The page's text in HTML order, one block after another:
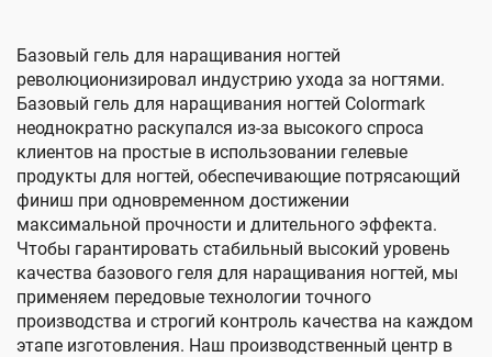
Базовый гель для наращивания ногтей
революционизировал индустрию ухода за ногтями.
Базовый гель для наращивания ногтей Colormark
неоднократно раскупался из-за высокого спроса
клиентов на простые в использовании гелевые
продукты для ногтей, обеспечивающие потрясающий
финиш при одновременном достижении
максимальной прочности и длительного эффекта.
Чтобы гарантировать стабильный высокий уровень
качества базового геля для наращивания ногтей, мы
применяем передовые технологии точного
производства и строгий контроль качества на каждом
этапе изготовления. Наш производственный центр в